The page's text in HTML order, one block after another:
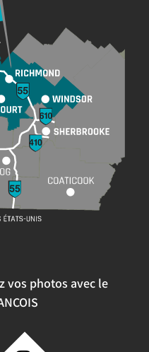
vos photos avec le